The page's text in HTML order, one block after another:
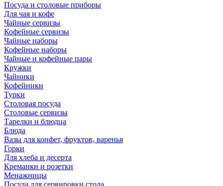
Посуда и столовые приборы
Для чая и кофе
Чайные сервизы
Кофейные сервизы
Чайные наборы
Кофейные наборы
Чайные и кофейные пары
Кружки
Чайники
Кофейники
Турки
Столовая посуда
Столовые сервизы
Тарелки и блюдца
Блюда
Вазы для конфет, фруктов, варенья
Горки
Для хлеба и десерта
Креманки и розетки
Менажницы